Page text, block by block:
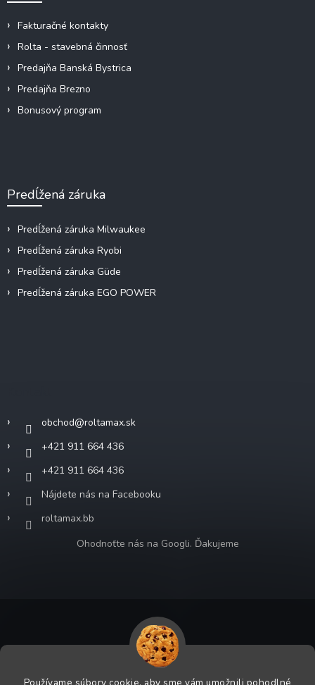
Fakturačné kontakty
Rolta - stavebná činnosť
Predajňa Banská Bystrica
Predajňa Brezno
Bonusový program
Predĺžená záruka
Predĺžená záruka Milwaukee
Predĺžená záruka Ryobi
Predĺžená záruka Güde
Predĺžená záruka EGO POWER
obchod@roltamax.sk
+421 911 664 436
+421 911 664 436
Nájdete nás na Facebooku
roltamax.bb
Ohodnoťte nás na Googli. Ďakujeme
ROLTA MAX s.r.o.. Všetky práva vyhradené.
Grafický návrh vytvoril a na Shoptet implementoval Tomáš Hlad